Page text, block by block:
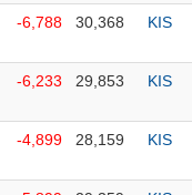
-6,788 30,368 KIS
-6,233 29,853 KIS
-4,899 28,159 KIS